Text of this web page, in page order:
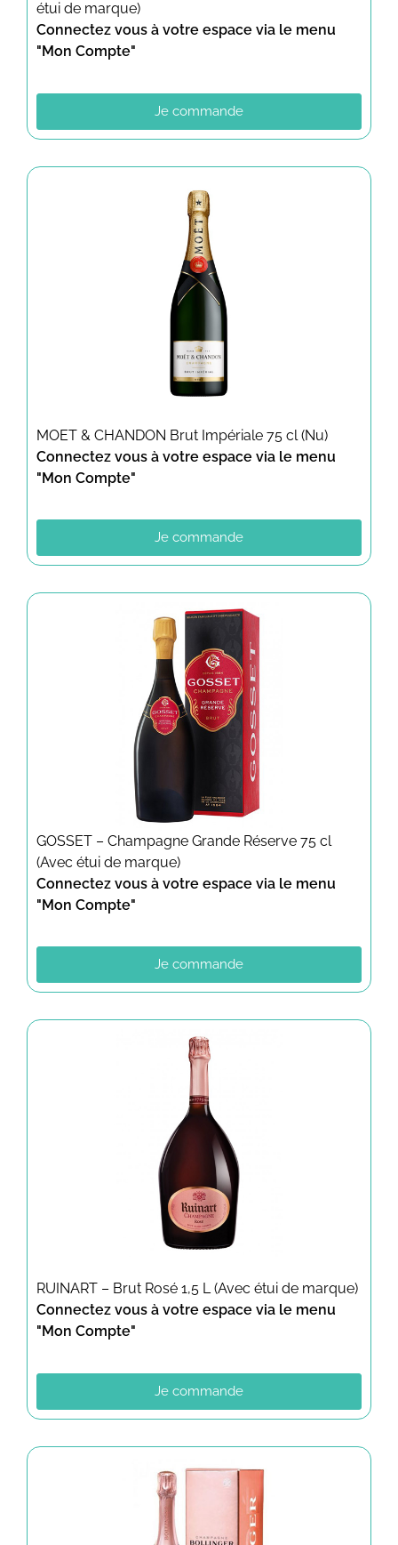
étui de marque)
Connectez vous à votre espace via le menu
"Mon Compte"
Je commande
MOET & CHANDON Brut Impériale 75 cl (Nu)
Connectez vous à votre espace via le menu
"Mon Compte"
Je commande
GOSSET – Champagne Grande Réserve 75 cl
(Avec étui de marque)
Connectez vous à votre espace via le menu
"Mon Compte"
Je commande
RUINART – Brut Rosé 1,5 L (Avec étui de marque)
Connectez vous à votre espace via le menu
"Mon Compte"
Je commande